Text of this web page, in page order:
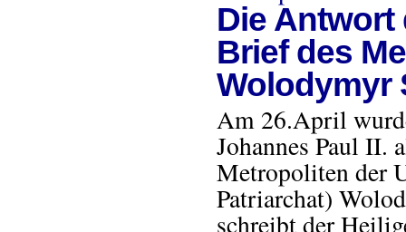
Die Antwort
Brief des
Wolodymyr
Am 26.April
Johannes Paul II.
Metropoliten der
Patriarchat)
schreibt der